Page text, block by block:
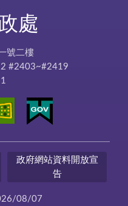
處
號二樓
#2403~#2419
政府網站資料開放宣
告
08/07